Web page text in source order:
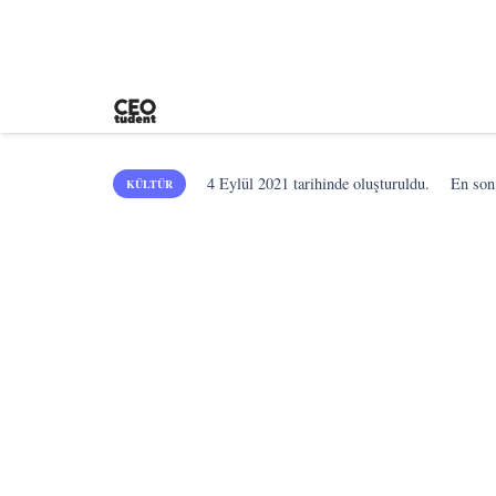
KÜLTÜR 4 Eylül 2021 tarihinde oluşturuldu. En